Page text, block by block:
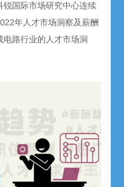
锐国际市场研究中心连续
年人才市场洞察及薪酬
路行业的人才市场洞